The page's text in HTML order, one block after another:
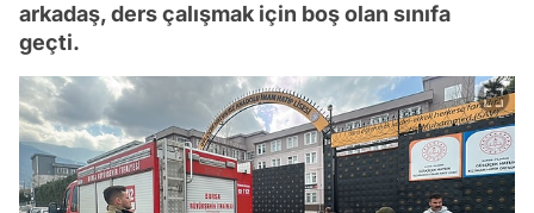
arkadaş, ders çalışmak için boş olan sınıfa
geçti.